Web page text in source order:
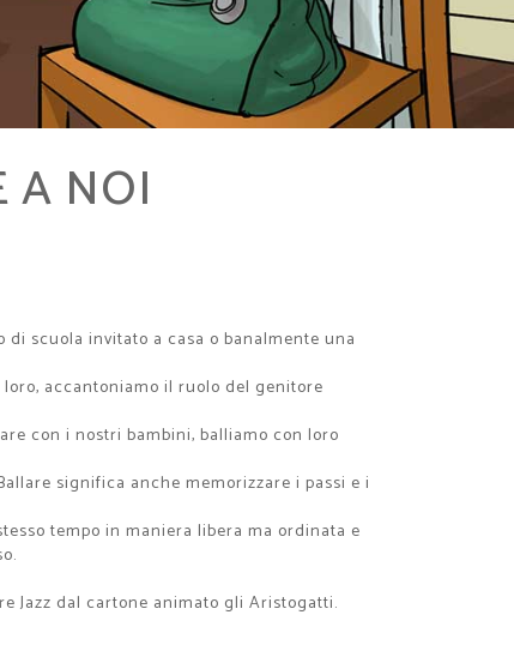
A NOI
scuola invitato a casa o banalmente una
accantoniamo il ruolo del genitore
con i nostri bambini, balliamo con loro
significa anche memorizzare i passi e i
tempo in maniera libera ma ordinata e
Jazz dal cartone animato gli Aristogatti.